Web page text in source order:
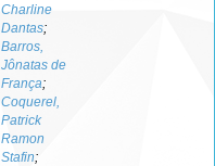
Charline
Dantas;
Barros,
Jônatas de
França;
Coquerel,
Patrick
Ramon
Stafin;